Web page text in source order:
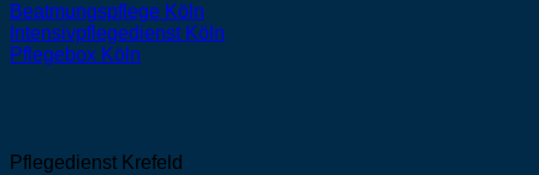
Beatmungspflege Köln
Intensivpflegedienst Köln
Pflegebox Köln
Pflegedienst Krefeld